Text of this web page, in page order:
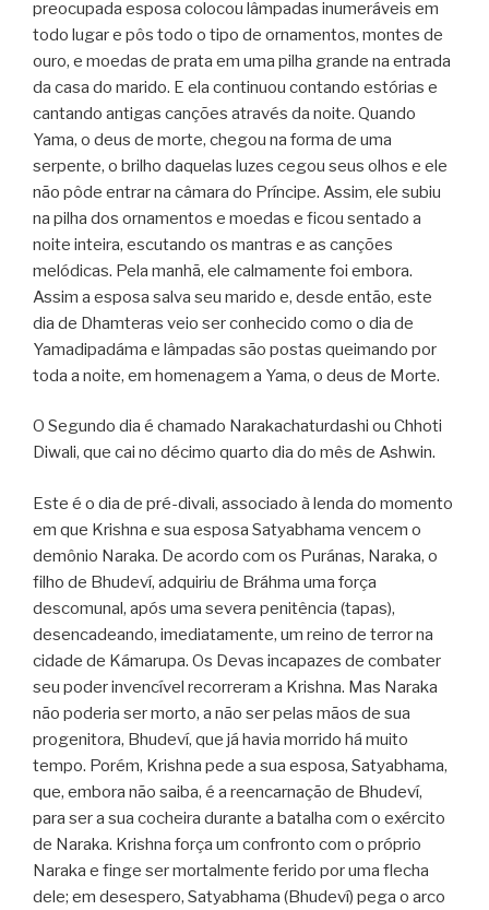
preocupada esposa colocou lâmpadas inumeráveis em
todo lugar e pôs todo o tipo de ornamentos, montes de
ouro, e moedas de prata em uma pilha grande na entrada
da casa do marido. E ela continuou contando estórias e
cantando antigas canções através da noite. Quando
Yama, o deus de morte, chegou na forma de uma
serpente, o brilho daquelas luzes cegou seus olhos e ele
não pôde entrar na câmara do Príncipe. Assim, ele subiu
na pilha dos ornamentos e moedas e ficou sentado a
noite inteira, escutando os mantras e as canções
melódicas. Pela manhã, ele calmamente foi embora.
Assim a esposa salva seu marido e, desde então, este
dia de Dhamteras veio ser conhecido como o dia de
Yamadipadáma e lâmpadas são postas queimando por
toda a noite, em homenagem a Yama, o deus de Morte.
O Segundo dia é chamado Narakachaturdashi ou Chhoti
Diwali, que cai no décimo quarto dia do mês de Ashwin.
Este é o dia de pré-divali, associado à lenda do momento
em que Krishna e sua esposa Satyabhama vencem o
demônio Naraka. De acordo com os Puránas, Naraka, o
filho de Bhudeví, adquiriu de Bráhma uma força
descomunal, após uma severa penitência (tapas),
desencadeando, imediatamente, um reino de terror na
cidade de Kámarupa. Os Devas incapazes de combater
seu poder invencível recorreram a Krishna. Mas Naraka
não poderia ser morto, a não ser pelas mãos de sua
progenitora, Bhudeví, que já havia morrido há muito
tempo. Porém, Krishna pede a sua esposa, Satyabhama,
que, embora não saiba, é a reencarnação de Bhudeví,
para ser a sua cocheira durante a batalha com o exército
de Naraka. Krishna força um confronto com o próprio
Naraka e finge ser mortalmente ferido por uma flecha
dele; em desespero, Satyabhama (Bhudeví) pega o arco